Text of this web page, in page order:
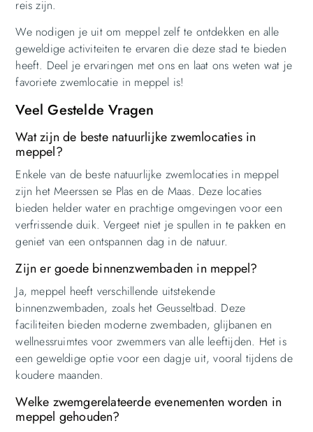
reis zijn.
We nodigen je uit om meppel zelf te ontdekken en alle
geweldige activiteiten te ervaren die deze stad te bieden
heeft. Deel je ervaringen met ons en laat ons weten wat je
favoriete zwemlocatie in meppel is!
Veel Gestelde Vragen
Wat zijn de beste natuurlijke zwemlocaties in
meppel?
Enkele van de beste natuurlijke zwemlocaties in meppel
zijn het Meerssen se Plas en de Maas. Deze locaties
bieden helder water en prachtige omgevingen voor een
verfrissende duik. Vergeet niet je spullen in te pakken en
geniet van een ontspannen dag in de natuur.
Zijn er goede binnenzwembaden in meppel?
Ja, meppel heeft verschillende uitstekende
binnenzwembaden, zoals het Geusseltbad. Deze
faciliteiten bieden moderne zwembaden, glijbanen en
wellnessruimtes voor zwemmers van alle leeftijden. Het is
een geweldige optie voor een dagje uit, vooral tijdens de
koudere maanden.
Welke zwemgerelateerde evenementen worden in
meppel gehouden?